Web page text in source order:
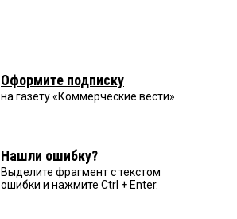
Оформите подписку
на газету «Коммерческие вести»
Нашли ошибку?
Выделите фрагмент с текстом
ошибки и нажмите Ctrl + Enter.